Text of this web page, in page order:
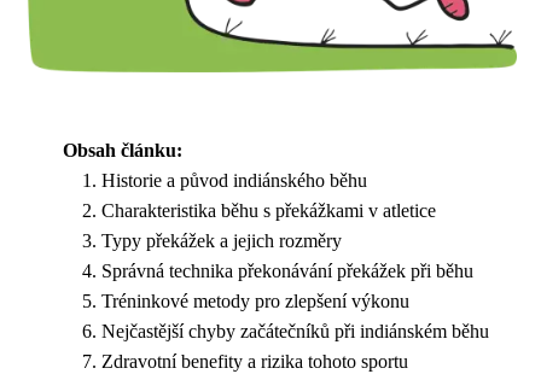
Obsah článku:
Historie a původ indiánského běhu
Charakteristika běhu s překážkami v atletice
Typy překážek a jejich rozměry
Správná technika překonávání překážek při běhu
Tréninkové metody pro zlepšení výkonu
Nejčastější chyby začátečníků při indiánském běhu
Zdravotní benefity a rizika tohoto sportu